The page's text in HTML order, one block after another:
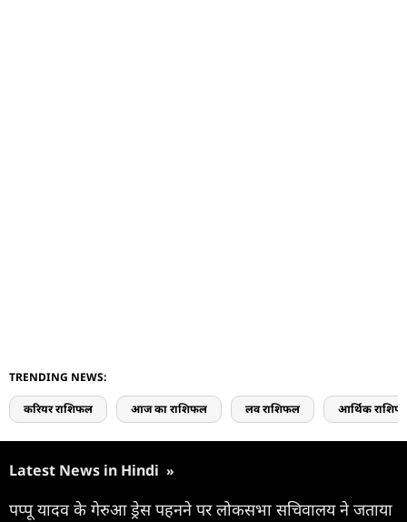
TRENDING NEWS:
करियर राशिफल आज का राशिफल लव राशिफल आर्थिक
Latest News in Hindi »
पप्पू यादव के गेरुआ ड्रेस पहनने पर लोकसभा सचिवालय ने जताया